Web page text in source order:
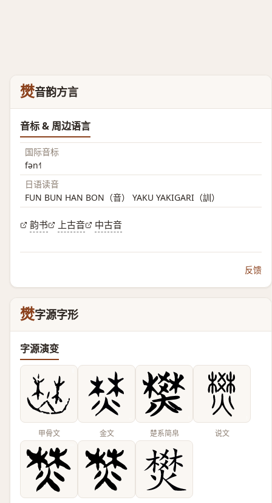
燓音韵方言
音标 & 周边语言
国际音标
fən˧˥
日语读音
FUN BUN HAN BON（音） YAKU YAKIGARI（訓）
韵书 上古音 中古音
反馈
燓字源字形
字源演变
甲骨文 金文 楚系简帛 说文